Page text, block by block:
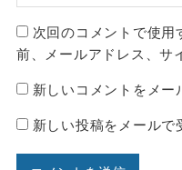
次回のコメントで使用
前、メールアドレス、サ
新しいコメントをメー
新しい投稿をメールで